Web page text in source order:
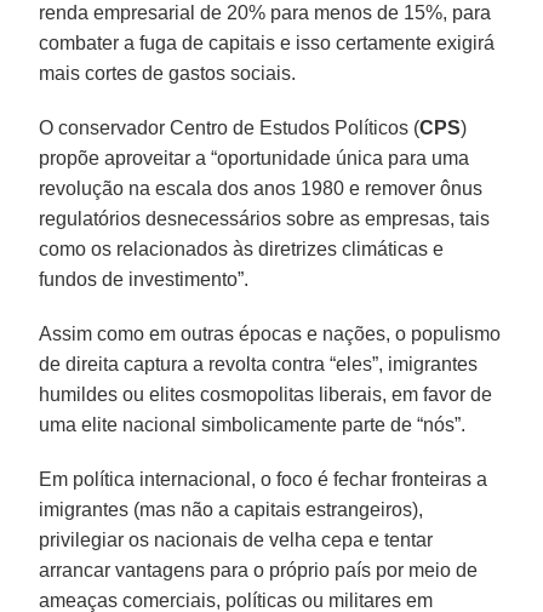
renda empresarial de 20% para menos de 15%, para
combater a fuga de capitais e isso certamente exigirá
mais cortes de gastos sociais.
O conservador Centro de Estudos Políticos (CPS)
propõe aproveitar a “oportunidade única para uma
revolução na escala dos anos 1980 e remover ônus
regulatórios desnecessários sobre as empresas, tais
como os relacionados às diretrizes climáticas e
fundos de investimento”.
Assim como em outras épocas e nações, o populismo
de direita captura a revolta contra “eles”, imigrantes
humildes ou elites cosmopolitas liberais, em favor de
uma elite nacional simbolicamente parte de “nós”.
Em política internacional, o foco é fechar fronteiras a
imigrantes (mas não a capitais estrangeiros),
privilegiar os nacionais de velha cepa e tentar
arrancar vantagens para o próprio país por meio de
ameaças comerciais, políticas ou militares em